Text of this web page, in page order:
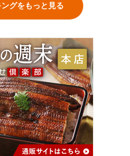
グをもっと見る